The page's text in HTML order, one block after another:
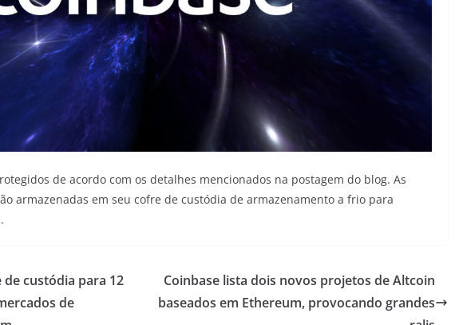
de acordo com os detalhes mencionados na postagem do blog. As
armazenadas em seu cofre de custódia de armazenamento a frio para
custódia para 12
de
Coinbase lista dois novos projetos de Altcoin
baseados em Ethereum, provocando grandes